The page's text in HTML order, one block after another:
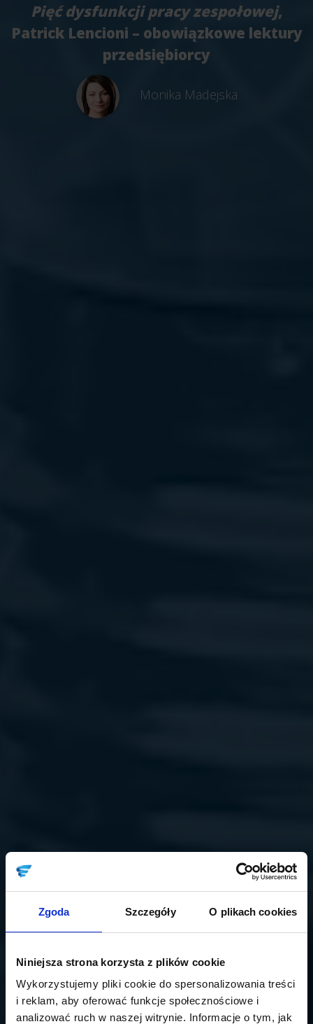
Zgoda Szczegóły O plikach cookies
Niniejsza strona korzysta z plików cookie
Wykorzystujemy pliki cookie do spersonalizowania treści
i reklam, aby oferować funkcje społecznościowe i
analizować ruch w naszej witrynie. Informacje o tym, jak
Pięć dysfunkcji pracy zespołowej,
Patrick Lencioni – obowiązkowe lektury
przedsiębiorcy
Monika Madejska